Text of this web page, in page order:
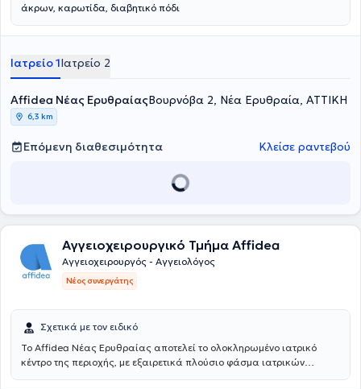
μελέτες και ενδιαφέροντα περιστατικά σχετικά με την Ενδαγγειακή
άκρων, καρωτίδα, διαβητικό πόδι
Ιατρείο 1Ιατρείο 2
Affidea Νέας ΕρυθραίαςΒουρνόβα 2, Νέα Ερυθραία, ΑΤΤΙΚΗ
6,3 km
Επόμενη διαθεσιμότητα Κλείσε ραντεβού
Αγγειοχειρουργικό Τμήμα Affidea
Αγγειοχειρουργός - Αγγειολόγος
Νέος συνεργάτης
Σχετικά με τον ειδικό
Το Affidea Νέας Ερυθραίας αποτελεί το ολοκληρωμένο ιατρικό
κέντρο της περιοχής, με εξαιρετικά πλούσιο φάσμα ιατρικών